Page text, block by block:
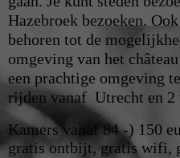
Hazebroek bezoeken.
behoren tot de
omgeving van het
een prachtige omgeving
rijden vanaf Utrecht en 2
Kamers vanaf 84 -) 150
gratis ontbijt, gratis